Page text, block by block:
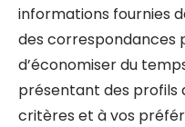
informations fournies
des correspondances
d’économiser du
présentant des profils
critères et à vos